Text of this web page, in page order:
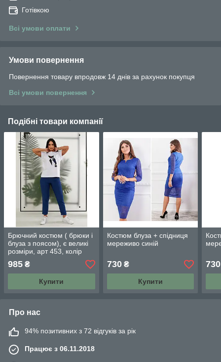
Готівкою
Всі умови оплати
Умови повернення
Повернення товару впродовж 14 днів за рахунок покупця
Всі умови повернення
Подібні товари компанії
Брючний костюм ( брюки і
блуза з поясом), є великі
розміри, арт 453, колір
985 ₴
Купити
Костюм блуза + спідниця
мереживо синій
730₴
Купити
730
Про нас
94% позитивних з 72 відгуків за рік
Працює з 06.11.2018